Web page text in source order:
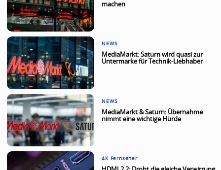
machen
NEWS
MediaMarkt: Saturn wird quasi zur
Untermarke für Technik-Liebhaber
NEWS
MediaMarkt & Saturn: Übernahme
nimmt eine wichtige Hürde
4K Fernseher